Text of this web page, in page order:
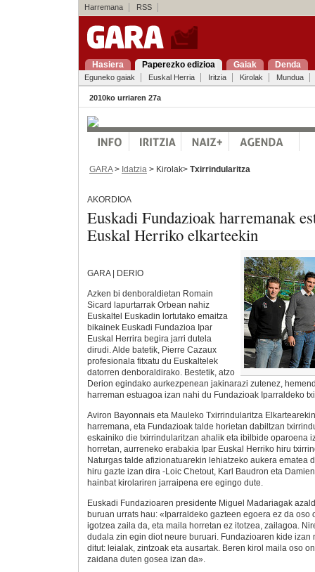
Harremana RSS
Hasiera Paperezko edizioa Gaiak Denda
Eguneko gaiak Euskal Herria Iritzia Kirolak Mundua
2010ko urriaren 27a
GARA> Idatzia > Kirolak> Txirrindularitza
AKORDIOA
Euskadi Fundazioak harremanak
Euskal Herriko elkarteekin
GARA | DERIO
Azken bi denboraldietan Romain
Sicard lapurtarrak Orbean nahiz
Euskaltel Euskadin lortutako emaitza
bikainek Euskadi Fundazioa Ipar
Euskal Herrira begira jarri dutela
dirudi. Alde batetik, Pierre Cazaux
profesionala fitxatu du Euskaltelek
datorren denboraldirako. Bestetik, atzo
Derion egindako aurkezpenean jakinarazi zutenez,
harreman estuagoa izan nahi du Fundazioak Iparraldeko
Aviron Bayonnais eta Mauleko Txirrindularitza
harremana, eta Fundazioak talde horietan dabiltzan
eskainiko die txirrindularitzan ahalik eta ibilbide oparoena
horretan, aurreneko erabakia Ipar Euskal Herriko hiru
Naturgas talde afizionatuarekin lehiatzeko aukera ematea
hiru gazte izan dira -Loic Chetout, Karl Baudron eta
hainbat kirolariren jarraipena ere egingo dute.
Euskadi Fundazioaren presidente Miguel Madariagak
buruan urrats hau: «Iparraldeko gazteen egoera ez da oso
igotzea zaila da, eta maila horretan ez itotzea, zailagoa.
dudala zin egin diot neure buruari. Fundazioaren kide izan
ditut: leialak, zintzoak eta ausartak. Beren kirol maila oso
zaidana duten gosea izan da».